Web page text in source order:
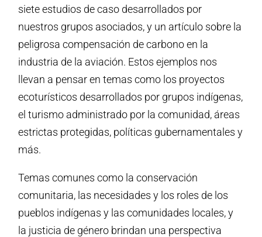
siete estudios de caso desarrollados por
nuestros grupos asociados, y un artículo sobre la
peligrosa compensación de carbono en la
industria de la aviación. Estos ejemplos nos
llevan a pensar en temas como los proyectos
ecoturísticos desarrollados por grupos indígenas,
el turismo administrado por la comunidad, áreas
estrictas protegidas, políticas gubernamentales y
más.
Temas comunes como la conservación
comunitaria, las necesidades y los roles de los
pueblos indígenas y las comunidades locales, y
la justicia de género brindan una perspectiva